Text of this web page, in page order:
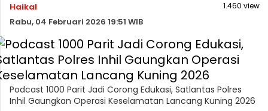
Haikal
Rabu, 04 Februari 2026 19:51 WIB
1.460 view
Podcast 1000 Parit Jadi Corong Edukasi, Satlantas Polres
Inhil Gaungkan Operasi Keselamatan Lancang Kuning 2026